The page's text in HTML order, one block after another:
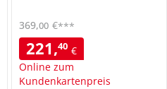
221,40 €
Online zum
Kundenkartenpreis
369,00 €***